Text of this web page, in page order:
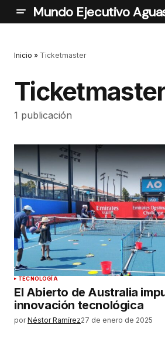
Mundo Ejecutivo
Inicio » Ticketmaster
1 publicación
TECNOLOGÍA
El Abierto de Australia
innovación tecnológica
por Néstor Ramírez27 de enero de 2025